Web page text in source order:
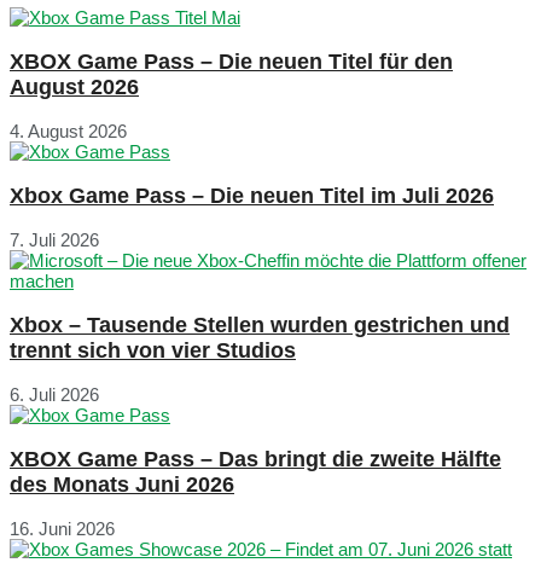
XBOX Game Pass – Die neuen Titel für den
August 2026
4. August 2026
Xbox Game Pass – Die neuen Titel im Juli 2026
7. Juli 2026
Xbox – Tausende Stellen wurden gestrichen und
trennt sich von vier Studios
6. Juli 2026
XBOX Game Pass – Das bringt die zweite Hälfte
des Monats Juni 2026
16. Juni 2026